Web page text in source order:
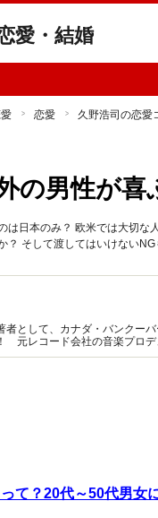
愛・結婚
恋愛 久野浩司の恋愛
の男性が
は日本のみ？ 欧米では大切
？ そして渡してはいけないNG
者として、カナダ・バンクー
元レコード会社の音楽プロ
サポート♪
って？20代～50代男